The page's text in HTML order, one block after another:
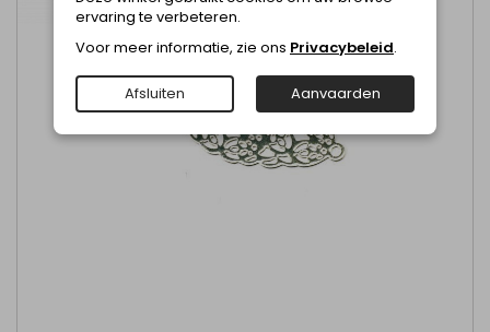
ervaring te verbeteren.
Voor meer informatie, zie ons Privacybeleid.
Afsluiten Aanvaarden